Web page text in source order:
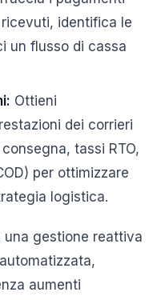
identifica le
un flusso di cassa
Ottieni
dei corrieri
tassi RTO,
per ottimizzare
logistica.
una gestione reattiva
aumenti